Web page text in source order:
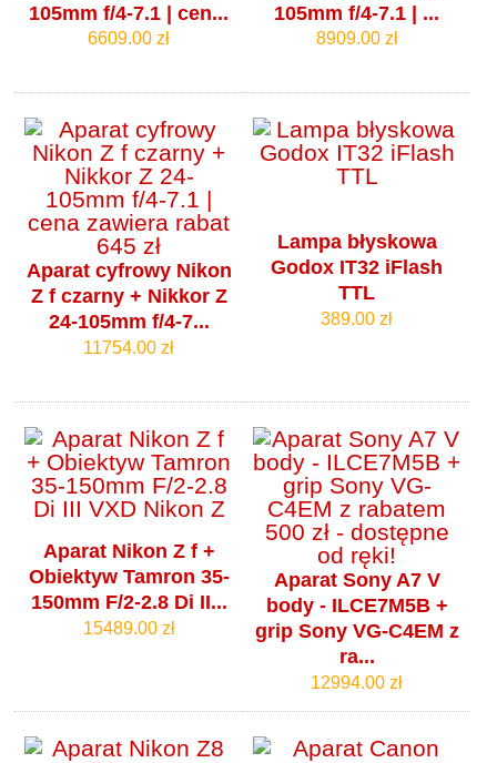
105mm f/4‑7.1 | cen...
6609.00 zł
105mm f/4‑7.1 | ...
8909.00 zł
Aparat cyfrowy Nikon
Z f czarny + Nikkor Z
24-105mm f/4‑7...
11754.00 zł
Lampa błyskowa
Godox IT32 iFlash
TTL
389.00 zł
Aparat Nikon Z f +
Obiektyw Tamron 35-
150mm F/2-2.8 Di II...
15489.00 zł
Aparat Sony A7 V
body - ILCE7M5B +
grip Sony VG-C4EM z
ra...
12994.00 zł